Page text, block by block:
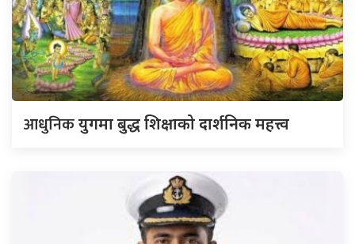
आधुनिकयुगमा बुद्ध शिक्षाको दार्शनिक महत्त्व